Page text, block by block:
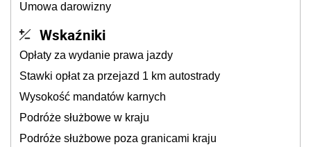
Umowa darowizny
Wskaźniki
Opłaty za wydanie prawa jazdy
Stawki opłat za przejazd 1 km autostrady
Wysokość mandatów karnych
Podróże służbowe w kraju
Podróże służbowe poza granicami kraju